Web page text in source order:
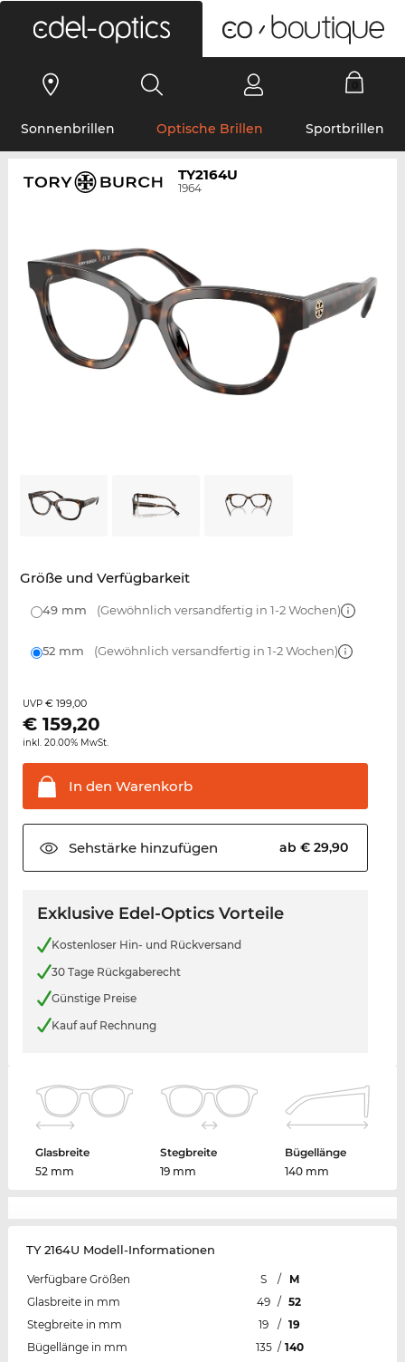
Sonnenbrillen Optische Brillen Sportbrillen
TY2164U
1964
Größe und Verfügbarkeit
49 mm (Gewöhnlich versandfertig in 1-2 Wochen)
52 mm (Gewöhnlich versandfertig in 1-2 Wochen)
UVP € 199,00
€ 159,20
inkl. 20.00% MwSt.
In den Warenkorb
Sehstärkehinzufügen ab € 29,90
Exklusive Edel-Optics Vorteile
Kostenloser Hin- und Rückversand
30 Tage Rückgaberecht
Günstige Preise
Kauf auf Rechnung
Glasbreite
52 mm
Stegbreite
19 mm
Bügellänge
140 mm
TY 2164U Modell-Informationen
Verfügbare Größen S /
M
Glasbreite in mm
49 / 52
Stegbreite in mm
19 / 19
Bügellänge in mm
135 / 140